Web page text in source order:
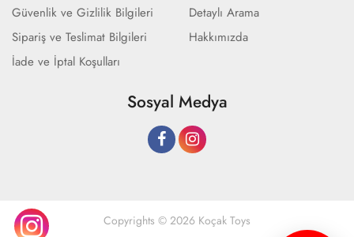
Güvenlik ve Gizlilik Bilgileri
Sipariş ve Teslimat Bilgileri
İade ve İptal Koşulları
Detaylı Arama
Hakkımızda
Sosyal Medya
Copyrights © 2026 Koçak Toys